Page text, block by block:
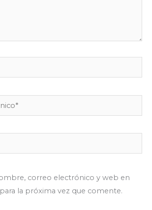
correo electrónico y web en
la próxima vez que comente.